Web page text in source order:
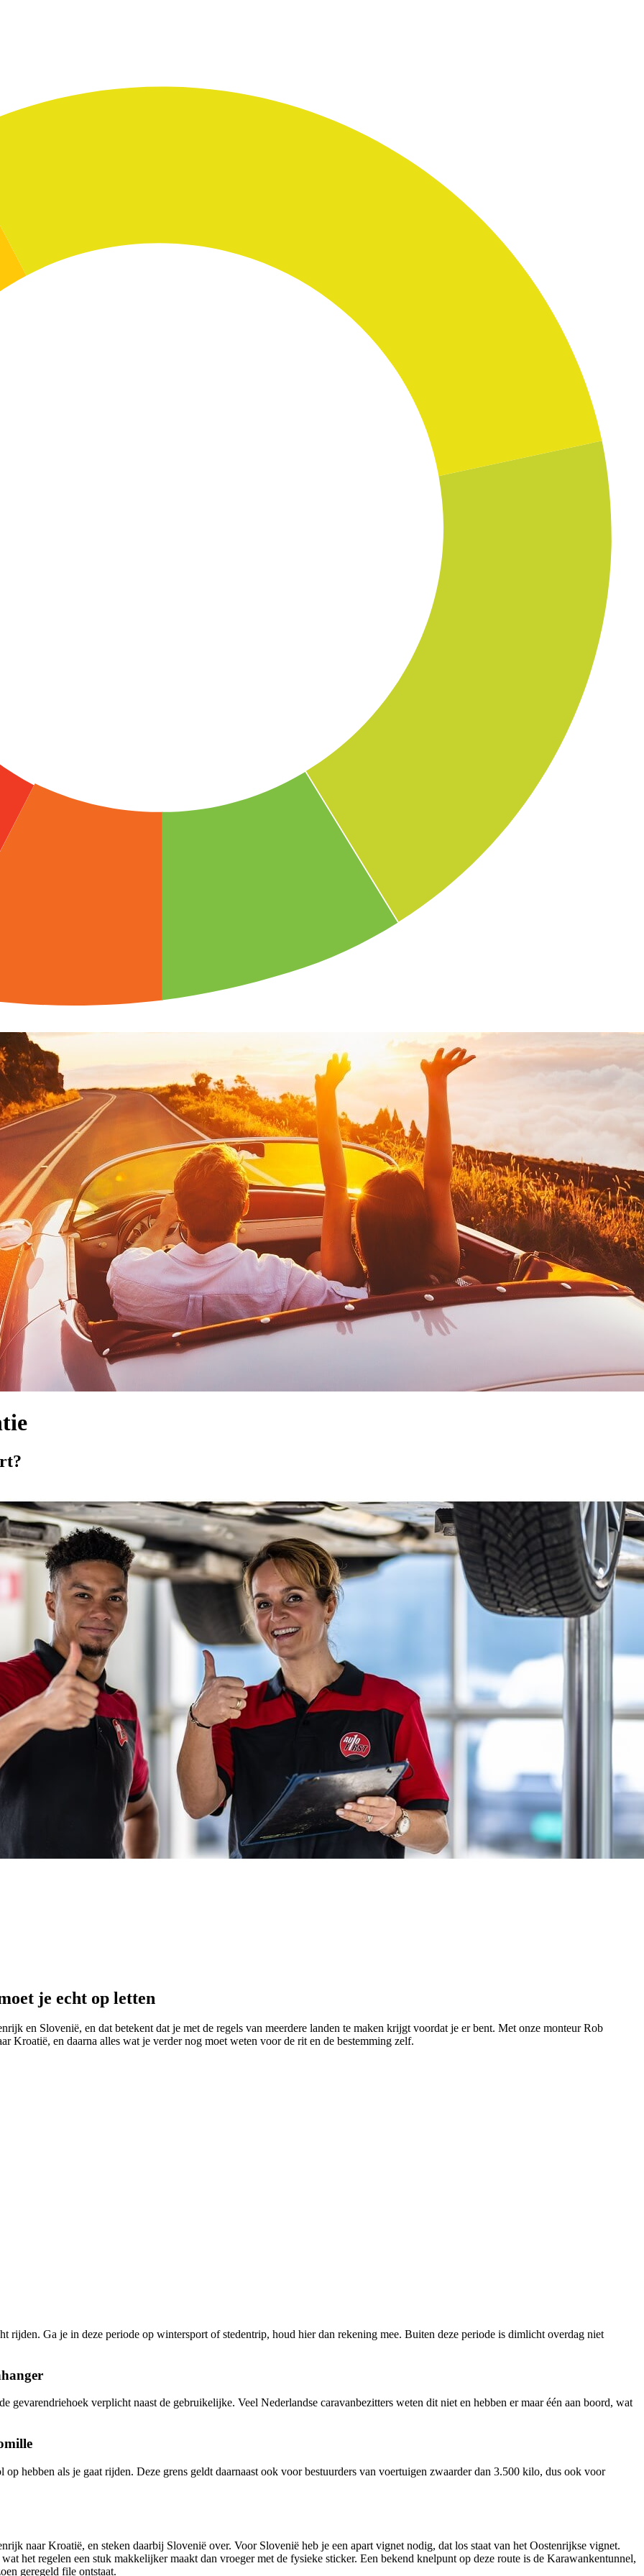
je echt op letten
en Slovenië, en dat betekent dat je met de regels van meerdere landen te maken krijgt voordat je er bent. Met onze monteur Rob
Kroatië, en daarna alles wat je verder nog moet weten voor de rit en de bestemming zelf.
rijden. Ga je in deze periode op wintersport of stedentrip, houd hier dan rekening mee. Buiten deze periode is dimlicht overdag niet
gevarendriehoek verplicht naast de gebruikelijke. Veel Nederlandse caravanbezitters weten dit niet en hebben er maar één aan boord, wat
hebben als je gaat rijden. Deze grens geldt daarnaast ook voor bestuurders van voertuigen zwaarder dan 3.500 kilo, dus ook voor
naar Kroatië, en steken daarbij Slovenië over. Voor Slovenië heb je een apart vignet nodig, dat los staat van het Oostenrijkse vignet.
het regelen een stuk makkelijker maakt dan vroeger met de fysieke sticker. Een bekend knelpunt op deze route is de Karawankentunnel,
geregeld file ontstaat.